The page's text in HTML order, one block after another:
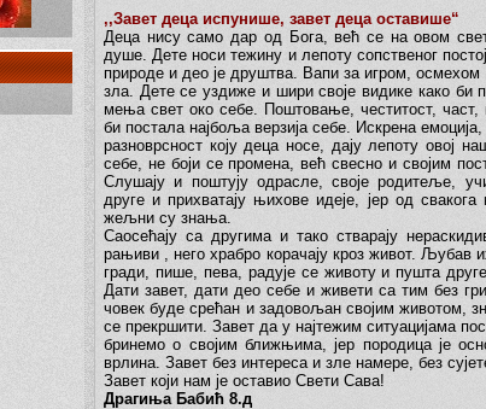
,,Завет деца испунише, завет деца оставише“
Деца нису само дар од Бога, већ се на овом
душе. Дете носи тежину и лепоту сопственог
природе и део је друштва. Вапи за игром,
зла. Дете се уздиже и шири своје видике како би
мења свет око себе. Поштовање, честитост,
би постала најбоља верзија себе. Искрена
разноврсност коју деца носе, дају лепоту овој
себе, не боји се промена, већ свесно и својим
Слушају и поштују одрасле, своје родитеље,
друге и прихватају њихове идеје, јер од
жељни су знања.
Саосећају са другима и тако стварају
рањиви , него храбро корачају кроз живот. Љубав
гради, пише, пева, радује се животу и пушта
Дати завет, дати део себе и живети са тим без
човек буде срећан и задовољан својим животом,
се прекршити. Завет да у најтежим ситуацијама
бринемо о својим ближњима, јер породица је
врлина. Завет без интереса и зле намере, без
Завет који нам је оставио Свети Сава!
Драгиња Бабић 8.д